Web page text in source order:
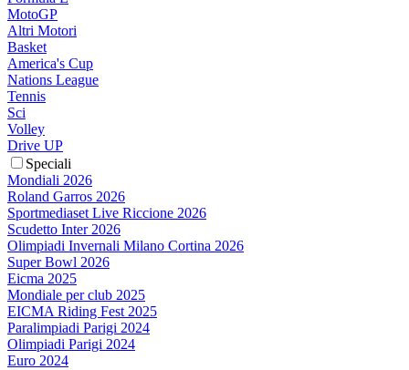
MotoGP
Altri Motori
Basket
America's Cup
Nations League
Tennis
Sci
Volley
Drive UP
Speciali
Mondiali 2026
Roland Garros 2026
Sportmediaset Live Riccione 2026
Scudetto Inter 2026
Olimpiadi Invernali Milano Cortina 2026
Super Bowl 2026
Eicma 2025
Mondiale per club 2025
EICMA Riding Fest 2025
Paralimpiadi Parigi 2024
Olimpiadi Parigi 2024
Euro 2024